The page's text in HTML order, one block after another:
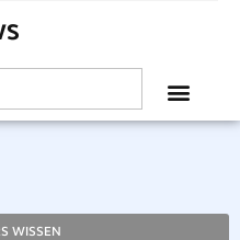
WISSEN